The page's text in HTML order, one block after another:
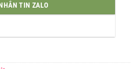
TIN ZALO